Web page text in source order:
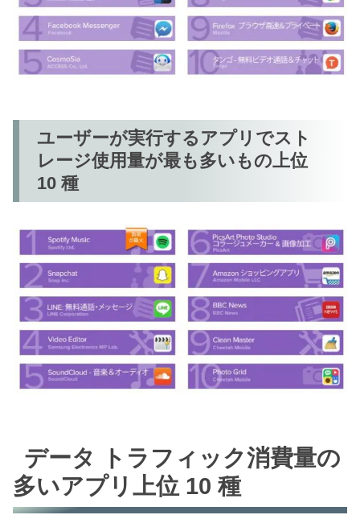
ユーザーが実行するアプリでスト
レージ使用量が最も多いもの上位
10 種
データ トラフィック消費量の
多いアプリ上位 10 種